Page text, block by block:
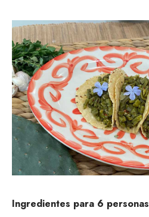
Ingredientes para 6 personas